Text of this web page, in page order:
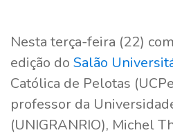
Nesta terça-feira (22)
edição do Salão
Católica de Pelotas
professor da
(UNIGRANRIO), Michel